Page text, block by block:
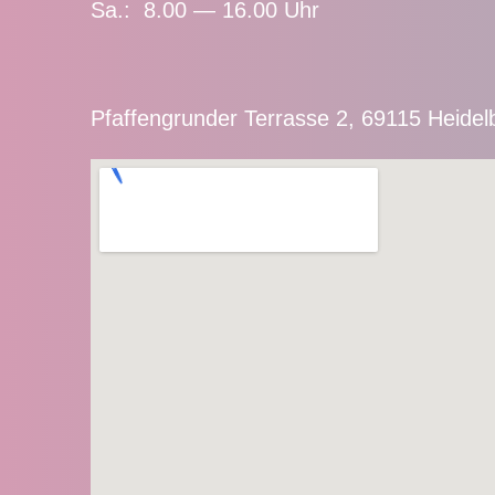
Sa.: 8.00 — 16.00 Uhr
Pfaffengrunder Terrasse 2, 69115